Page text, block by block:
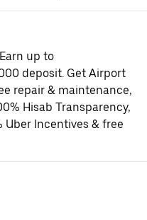
up to
deposit. Get Airport
repair & maintenance,
Hisab Transparency,
Uber Incentives & free